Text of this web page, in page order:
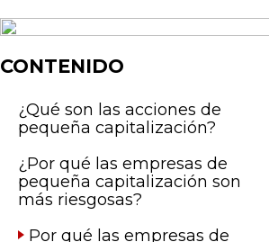
CONTENIDO
¿Qué son las acciones de
pequeña capitalización?
¿Por qué las empresas de
pequeña capitalización son
más riesgosas?
Por qué las empresas de